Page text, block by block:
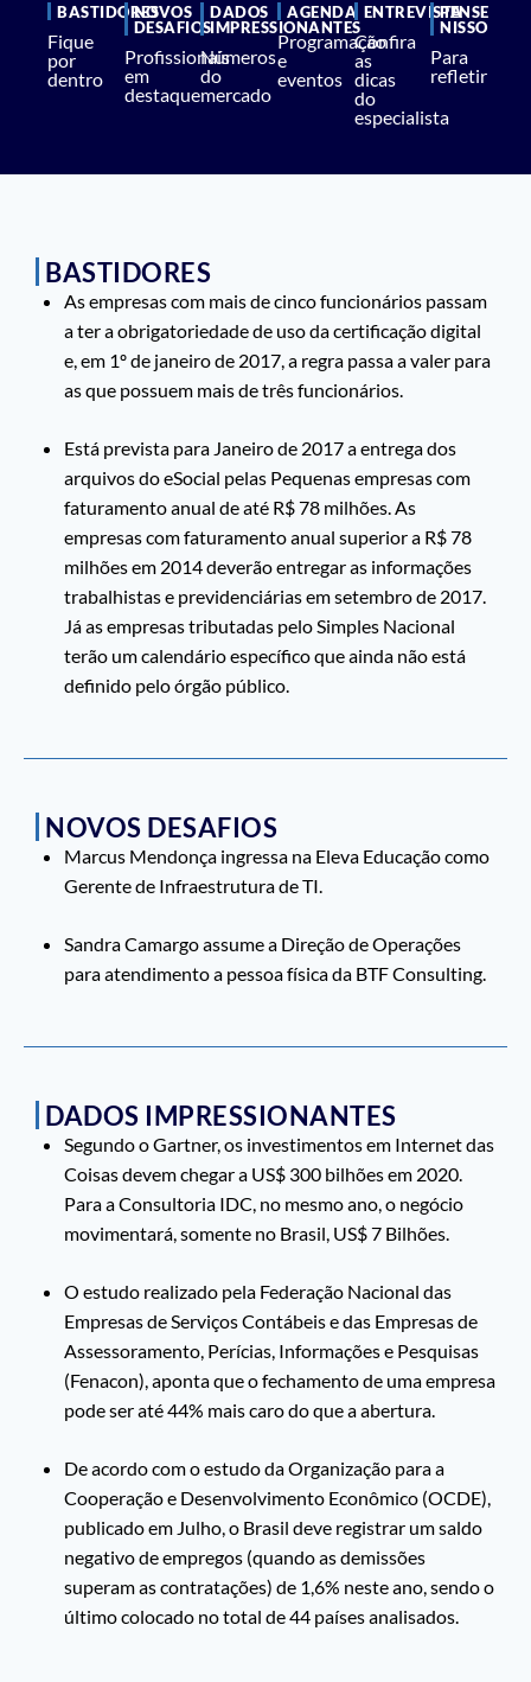
BASTIDORES
Fique
por
dentro
NOVOS
DESAFIOS
Profissionais
em
destaque
DADOS
IMPRESSIONANTES
Números
do
mercado
AGENDA
Programação
e
eventos
ENTREVISTA
Confira
as
dicas
do
especialista
PENSE
NISSO
Para
refletir
BASTIDORES
As empresas com mais de cinco funcionários passam
a ter a obrigatoriedade de uso da certificação digital
e, em 1º de janeiro de 2017, a regra passa a valer para
as que possuem mais de três funcionários.
Está prevista para Janeiro de 2017 a entrega dos
arquivos do eSocial pelas Pequenas empresas com
faturamento anual de até R$ 78 milhões. As
empresas com faturamento anual superior a R$ 78
milhões em 2014 deverão entregar as informações
trabalhistas e previdenciárias em setembro de 2017.
Já as empresas tributadas pelo Simples Nacional
terão um calendário específico que ainda não está
definido pelo órgão público.
NOVOS DESAFIOS
Marcus Mendonça ingressa na Eleva Educação como
Gerente de Infraestrutura de TI.
Sandra Camargo assume a Direção de Operações
para atendimento a pessoa física da BTF Consulting.
DADOS IMPRESSIONANTES
Segundo o Gartner, os investimentos em Internet das
Coisas devem chegar a US$ 300 bilhões em 2020.
Para a Consultoria IDC, no mesmo ano, o negócio
movimentará, somente no Brasil, US$ 7 Bilhões.
O estudo realizado pela Federação Nacional das
Empresas de Serviços Contábeis e das Empresas de
Assessoramento, Perícias, Informações e Pesquisas
(Fenacon), aponta que o fechamento de uma empresa
pode ser até 44% mais caro do que a abertura.
De acordo com o estudo da Organização para a
Cooperação e Desenvolvimento Econômico (OCDE),
publicado em Julho, o Brasil deve registrar um saldo
negativo de empregos (quando as demissões
superam as contratações) de 1,6% neste ano, sendo o
último colocado no total de 44 países analisados.